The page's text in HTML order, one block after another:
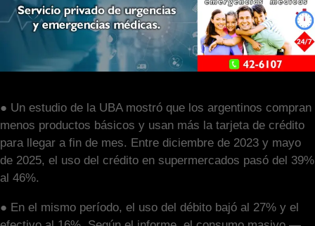
● Un estudio de la UBA mostró que los argentinos compran
menos productos básicos y usan más la tarjeta de crédito
para llegar a fin de mes. Entre diciembre de 2023 y mayo
de 2025, el uso del crédito en supermercados pasó del 39%
al 46%.
● En el mismo período, el uso del débito bajó al 27% y el